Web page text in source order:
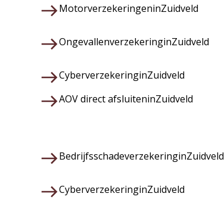
MotorverzekeringeninZuidveld
OngevallenverzekeringinZuidveld
CyberverzekeringinZuidveld
AOV direct afsluiteninZuidveld
BedrijfsschadeverzekeringinZuidveld
CyberverzekeringinZuidveld